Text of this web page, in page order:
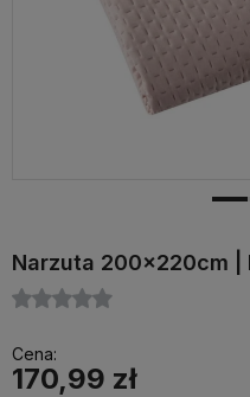
Narzuta 200x220cm |
Cena:
170,99 zł